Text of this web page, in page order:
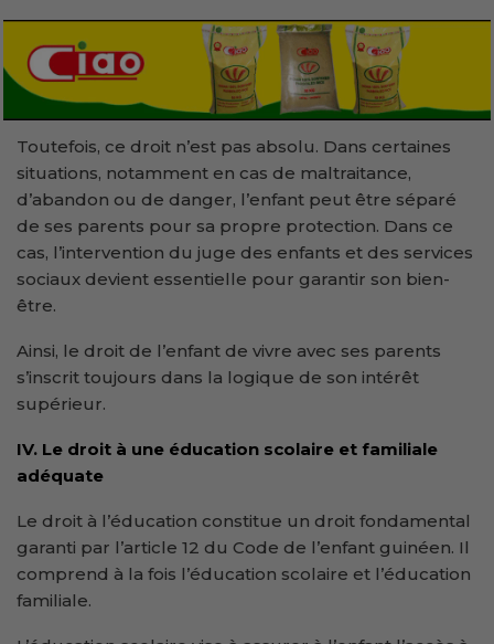
Toutefois, ce droit n’est pas absolu. Dans certaines
situations, notamment en cas de maltraitance,
d’abandon ou de danger, l’enfant peut être séparé
de ses parents pour sa propre protection. Dans ce
cas, l’intervention du juge des enfants et des services
sociaux devient essentielle pour garantir son bien-
être.
Ainsi, le droit de l’enfant de vivre avec ses parents
s’inscrit toujours dans la logique de son intérêt
supérieur.
IV. Le droit à une éducation scolaire et familiale
adéquate
Le droit à l’éducation constitue un droit fondamental
garanti par l’article 12 du Code de l’enfant guinéen. Il
comprend à la fois l’éducation scolaire et l’éducation
familiale.